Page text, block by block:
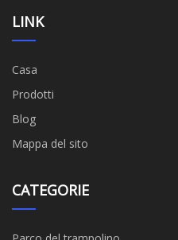
LINK
Casa
Prodotti
Blog
Mappa del sito
CATEGORIE